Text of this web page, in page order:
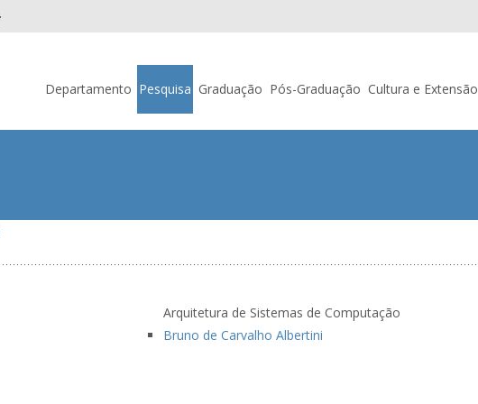
to
Departamento Pesquisa Graduação Pós-Graduação Cultura e Extensão
Arquitetura de Sistemas de Computação
Bruno de Carvalho Albertini